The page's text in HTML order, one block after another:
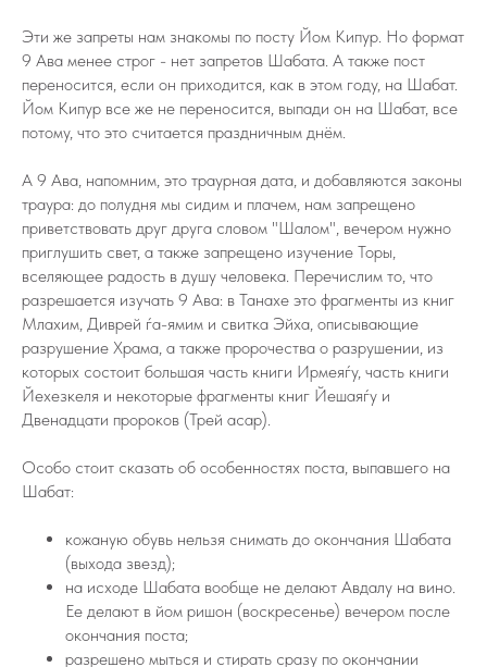
Эти же запреты нам знакомы по посту Йом Кипур. Но формат
9 Ава менее строг - нет запретов Шабата. А также пост
переносится, если он приходится, как в этом году, на Шабат.
Йом Кипур все же не переносится, выпади он на Шабат, все
потому, что это считается праздничным днём.
А 9 Ава, напомним, это траурная дата, и добавляются законы
траура: до полудня мы сидим и плачем, нам запрещено
приветствовать друг друга словом "Шалом", вечером нужно
приглушить свет, а также запрещено изучение Торы,
вселяющее радость в душу человека. Перечислим то, что
разрешается изучать 9 Ава: в Танахе это фрагменты из книг
Млахим, Диврей ѓа-ямим и свитка Эйха, описывающие
разрушение Храма, а также пророчества о разрушении, из
которых состоит большая часть книги Ирмеяѓу, часть книги
Йехезкеля и некоторые фрагменты книг Йешаяѓу и
Двенадцати пророков (Трей асар).
Особо стоит сказать об особенностях поста, выпавшего на
Шабат:
кожаную обувь нельзя снимать до окончания Шабата
(выхода звезд);
на исходе Шабата вообще не делают Авдалу на вино.
Ее делают в йом ришон (воскресенье) вечером после
окончания поста;
разрешено мыться и стирать сразу по окончании